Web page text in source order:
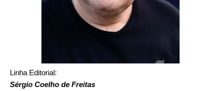
Linha Editorial:
Sérgio Coelho de Freitas